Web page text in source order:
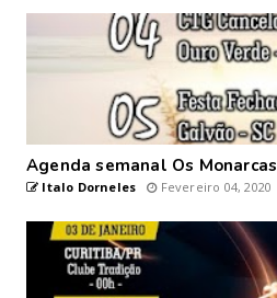
Agenda semanal Os Monarcas
Italo Dorneles Fevereiro 04, 2020